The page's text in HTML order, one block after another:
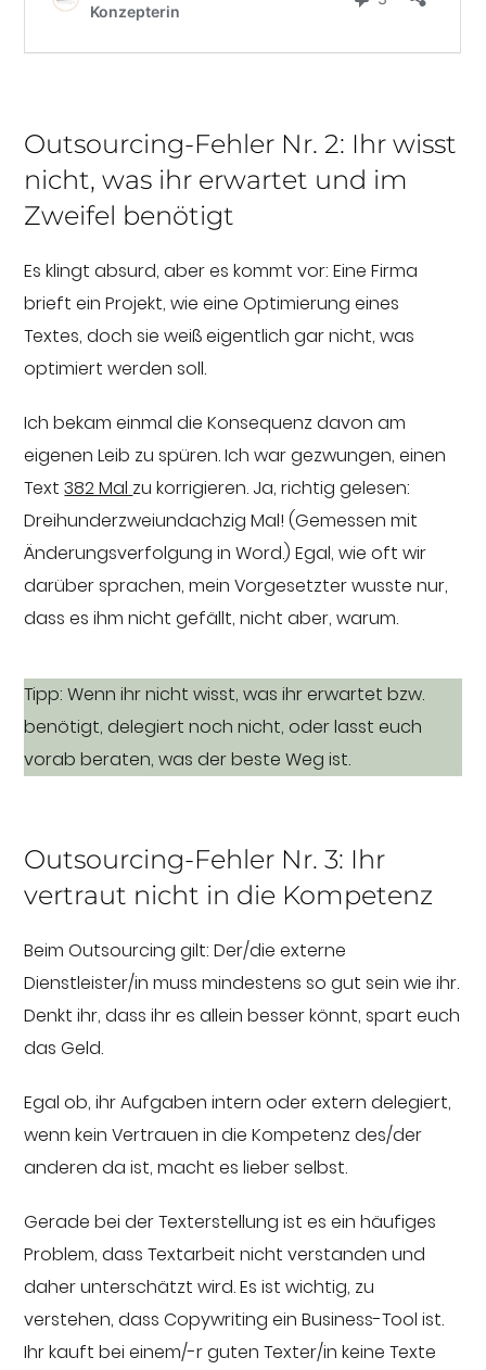
Outsourcing-Fehler Nr. 2: Ihr wisst
nicht, was ihr erwartet und im
Zweifel benötigt
Es klingt absurd, aber es kommt vor: Eine Firma
brieft ein Projekt, wie eine Optimierung eines
Textes, doch sie weiß eigentlich gar nicht, was
optimiert werden soll.
Ich bekam einmal die Konsequenz davon am
eigenen Leib zu spüren. Ich war gezwungen, einen
Text382 Mal zu korrigieren. Ja, richtig gelesen:
Dreihunderzweiundachzig Mal! (Gemessen mit
Änderungsverfolgung in Word.) Egal, wie oft wir
darüber sprachen, mein Vorgesetzter wusste nur,
dass es ihm nicht gefällt, nicht aber, warum.
Tipp: Wenn ihr nicht wisst, was ihr erwartet bzw.
benötigt, delegiert noch nicht, oder lasst euch
vorab beraten, was der beste Weg ist.
Outsourcing-Fehler Nr. 3: Ihr
vertraut nicht in die Kompetenz
Beim Outsourcing gilt: Der/die externe
Dienstleister/in muss mindestens so gut sein wie ihr.
Denkt ihr, dass ihr es allein besser könnt, spart euch
das Geld.
Egal ob, ihr Aufgaben intern oder extern delegiert,
wenn kein Vertrauen in die Kompetenz des/der
anderen da ist, macht es lieber selbst.
Gerade bei der Texterstellung ist es ein häufiges
Problem, dass Textarbeit nicht verstanden und
daher unterschätzt wird. Es ist wichtig, zu
verstehen, dass Copywriting ein Business-Tool ist.
Ihr kauft bei einem/-r guten Texter/in keine Texte